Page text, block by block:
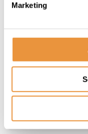
Marketing
4027 zwart/geel